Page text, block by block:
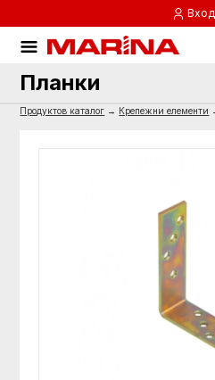
Вход
Планки
Продуктов каталог → Крепежни елементи